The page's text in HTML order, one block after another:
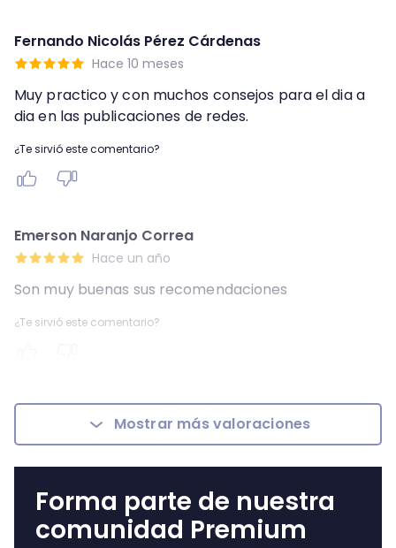
Fernando Nicolás Pérez Cárdenas
Hace 10 meses
Muy practico y con muchos consejos para el dia a
dia en las publicaciones de redes.
¿Te sirvió este comentario?
Emerson Naranjo Correa
Hace un año
Son muy buenas sus recomendaciones
¿Te sirvió este comentario?
Mostrar más valoraciones
Forma parte de nuestra
comunidad Premium